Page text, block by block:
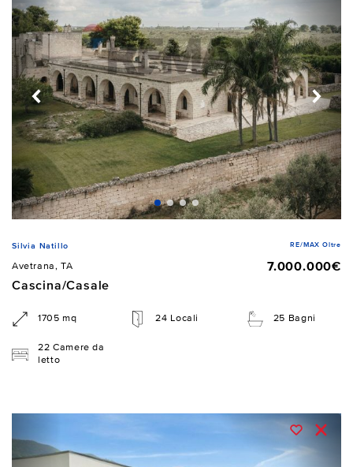
Silvia Natillo RE/MAX Oltre
Avetrana, TA
7.000.000€
Cascina/Casale
1705 mq 24 Locali 25 Bagni
22 Camere da
letto